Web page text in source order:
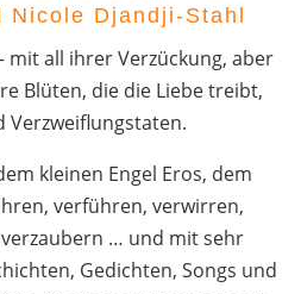
Nicole Djandji-Stahl
mit all ihrer Verzückung, aber
Blüten, die die Liebe treibt,
Verzweiflungstaten.
kleinen Engel Eros, dem
verführen, verwirren,
… und mit sehr
Gedichten, Songs und